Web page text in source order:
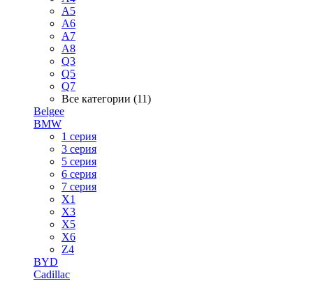
A5
A6
A7
A8
Q3
Q5
Q7
Все категории (11)
Belgee
BMW
1 серия
3 серия
5 серия
6 серия
7 серия
X1
X3
X5
X6
Z4
BYD
Cadillac